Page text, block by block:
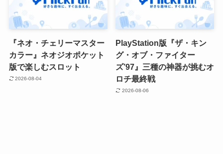
『ネオ・チェリーマスター
カラー』ネオジオポケット
版で楽しむスロット
2026-08-04
PlayStation版『ザ・キン
グ・オブ・ファイター
ズ’97』三種の神器が挑むオ
ロチ最終戦
2026-08-06